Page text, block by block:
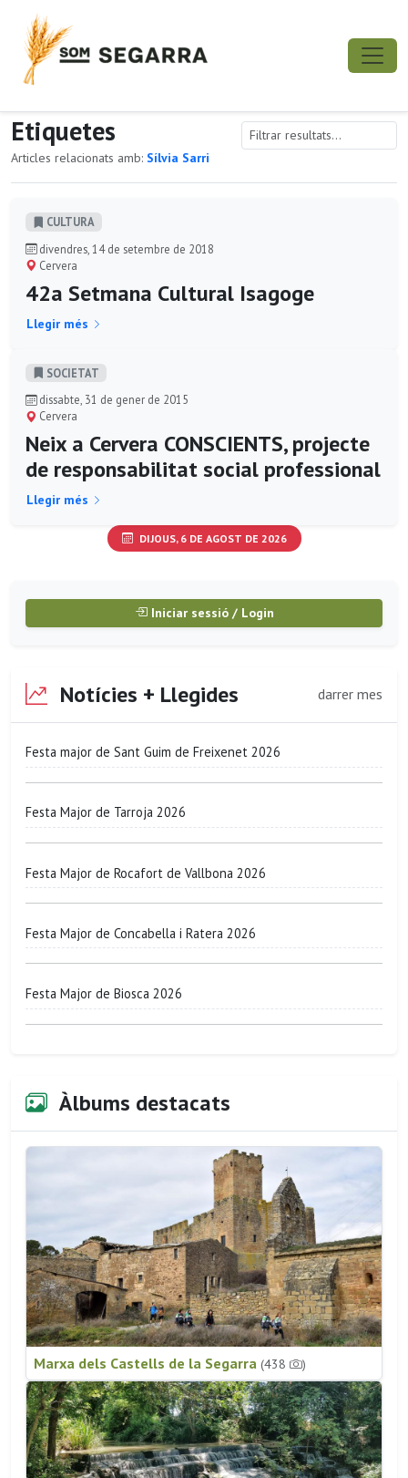
Etiquetes
Articles relacionats amb: Sílvia Sarri
CULTURA
divendres, 14 de setembre de 2018
Cervera
42a Setmana Cultural Isagoge
Llegir més
SOCIETAT
dissabte, 31 de gener de 2015
Cervera
Neix a Cervera CONSCIENTS, projecte
de responsabilitat social professional
Llegir més
DIJOUS, 6 DE AGOST DE 2026
Iniciar sessió / Login
Notícies + Llegides darrer mes
Festa major de Sant Guim de Freixenet 2026
Festa Major de Tarroja 2026
Festa Major de Rocafort de Vallbona 2026
Festa Major de Concabella i Ratera 2026
Festa Major de Biosca 2026
Àlbums destacats
Marxa dels Castells de la Segarra (438 )